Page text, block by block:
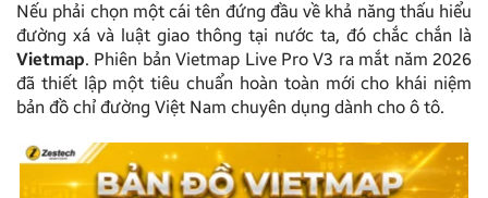
Nếu phải chọn một cái tên đứng đầu về khả năng thấu hiểu
đường xá và luật giao thông tại nước ta, đó chắc chắn là
Vietmap. Phiên bản Vietmap Live Pro V3 ra mắt năm 2026
đã thiết lập một tiêu chuẩn hoàn toàn mới cho khái niệm
bản đồ chỉ đường Việt Nam chuyên dụng dành cho ô tô.